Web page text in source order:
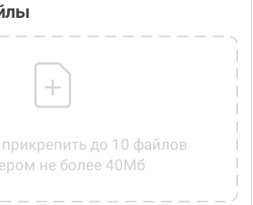
до 10 файлов
не более 40Мб